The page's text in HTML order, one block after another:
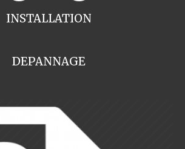
INSTALLATION
DEPANNAGE